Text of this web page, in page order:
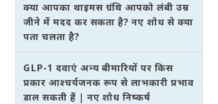
क्या आपका थाइमस ग्रंथि आपको लंबी उम्र
जीने में मदद कर सकता है? नए शोध से क्या
पता चलता है?
GLP-1 दवाएं अन्य बीमारियों पर किस
प्रकार आश्चर्यजनक रूप से लाभकारी प्रभाव
डाल सकती हैं | नए शोध निष्कर्ष